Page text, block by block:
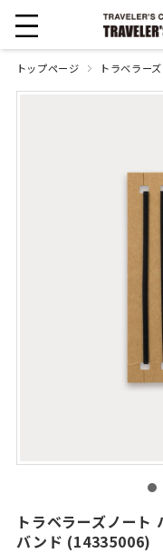
トップページ トラベラー
トラベラーズノート
バンド (14335006)